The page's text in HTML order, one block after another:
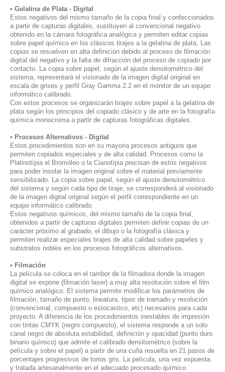
• Gelatina de Plata - Digital
Estos negativos del mismo tamaño de la copia final y confeccionados
a partir de capturas digitales, sustituyen al convencional negativo
obtenido en la cámara fotográfica analógica y permiten editar copias
sobre papel químico en los clásicos tirajes a la gelatina de plata,
Las
copias se resuelven en alta definición debido al proceso de filmación
digital del negativo y la falta de difracción del proceso de copiado por
contacto. La copia sobre papel, según el ajuste densitométrico del
sistema, representará el visionado de la imagen digital original en
escala de grises y perfil Gray Gamma 2.2 en el monitor de un equipo
informático calibrado.
Con estos procesos se organizarán tirajes sobre papel a la gelatina de
plata según los principios del copiado clásico y de arte en la fotografía
química monocroma a partir de capturas fotográficas digitales.
• Procesos Alternativos - Digital
Estos procedimientos son en su mayoria procesos antiguos que
permiten copiados especiales y de alta calidad. Procesos como la
Platinotípia el Bromóleo o la Cianotípia precisan de estos negativos
para poder insolar la imagen original sobre el material previamente
sensibilizado. La copia sobre papel, según el ajuste densitométrico
del sistema y según cada tipo de tiraje, se corresponderá al visionado
de la imagen digital original según el perfil correspondiente en un
equipo informático calibrado.
Estos negativos químicos, del mismo tamaño de la copia final,
obtenidos a partir de capturas digitales permiten definir copias de un
carácter próximo al grabado, el dibujo o la fotografía clásica y
permiten realizar especiales tirajes de alta calidad sobre papeles y
substratos nobles en los procesos fotográficos alternativos.
• Filmación
La película se coloca en el tambor de la filmadora donde la imagen
digital se expone (filmación laser) a muy alta resolución sobre el film
químico analógico. El sistema permite modificar los parámetros de
filmación, tamaño de punto, lineatura, tipos de tramado y resolución
(convencional, compuesto o estocastico , etc) necesarios para cada
proyecto. A diferencia de los procedimientos inestables de impresión
con tintas CMYK (negro compuesto), el sistema responde a un solo
canal negro de absoluta estabilidad, definición y opacidad (punto duro
binario químico) que admite el calibrado densitométrico (sobre la
película y sobre el papel) a partir de una cuña resuelta en 21 pasos de
porcentajes progresivos de tonos gris. La película, una vez expuesta
y tratada artesanalmente en el adecuado procesado químico